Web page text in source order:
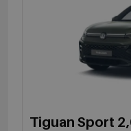
Tiguan Sport